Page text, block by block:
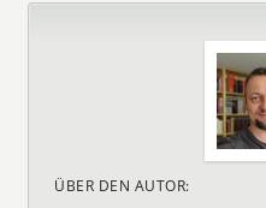
ÜBER DEN AUTOR: